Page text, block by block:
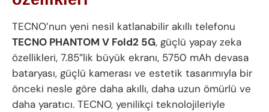
TECNO’nun yeni nesil katlanabilir akıllı telefonu
TECNO PHANTOM V Fold2 5G, güçlü yapay zeka
özellikleri, 7.85”lik büyük ekranı, 5750 mAh devasa
bataryası, güçlü kamerası ve estetik tasarımıyla bir
önceki nesle göre daha akıllı, daha uzun ömürlü ve
daha yaratıcı. TECNO, yenilikçi teknolojileriyle